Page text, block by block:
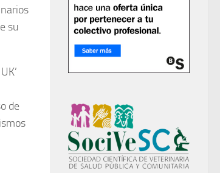
su
de